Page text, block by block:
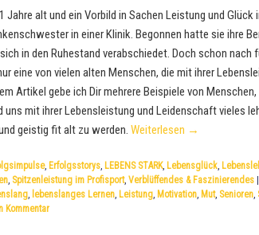
Jahre alt und ein Vorbild in Sachen Leistung und Glück
in einer Klinik. Begonnen hatte sie ihre
in den Ruhestand verabschiedet. Doch schon nach
eine von vielen alten Menschen, die mit ihrer
Artikel gebe ich Dir mehrere Beispiele von
uns mit ihrer Lebensleistung und Leidenschaft vieles
geistig fit alt zu werden. Weiterlesen →
, Erfolgsstorys, LEBENS STARK, Lebensglück,
, Spitzenleistung im Profisport, Verblüffendes & Faszinierendes |
, lebenslanges Lernen, Leistung, Motivation, Mut, Senioren,
Kommentar